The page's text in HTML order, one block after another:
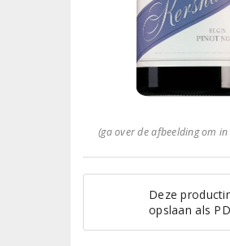
(ga over de afbeelding om
Deze
opslaan als